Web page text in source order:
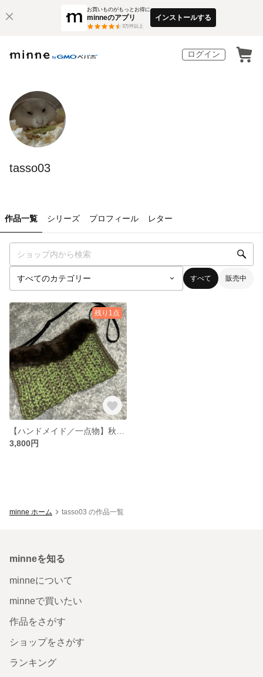
お買いものがもっとお得に
minneのアプリ
3万件以上
インストールする
ログイン
tasso03
作品一覧 シリーズ プロフィール レター
すべて 販売中
残り1点
3,800円
minne ホーム tasso03 の作品一覧
minneを知る
minneについて
minneで買いたい
作品をさがす
ショップをさがす
ランキング